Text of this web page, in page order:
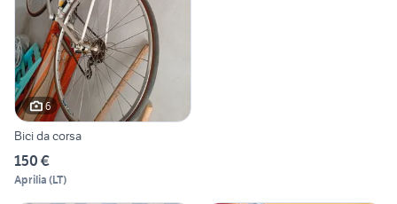
6
Bici da corsa
150 €
Aprilia (LT)